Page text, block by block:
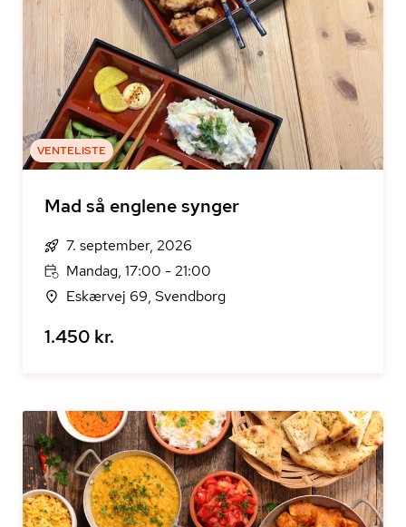
VENTELISTE
Mad så englene synger
7. september, 2026
Mandag, 17:00 - 21:00
Eskærvej 69, Svendborg
1.450 kr.